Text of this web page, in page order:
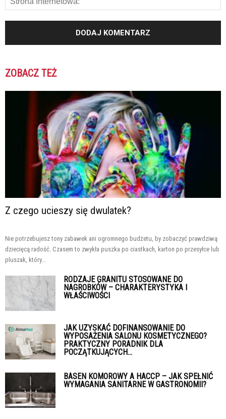
ZOBACZ TEŻ
Z czego ucieszy się dwulatek?
Nie potrzebujesz tony zabawek ani ogromnego budżetu, by zobaczyć prawdziwą
dziecięcą radość. Czasem to zwykła puszka po ciastkach, karton po przesyłce lub
pluszak, który...
RODZAJE GRANITU STOSOWANE DO
NAGROBKÓW – CHARAKTERYSTYKA I
WŁAŚCIWOŚCI
JAK UZYSKAĆ DOFINANSOWANIE DO
WYPOSAŻENIA SALONU KOSMETYCZNEGO?
PRAKTYCZNY PORADNIK DLA
POCZĄTKUJĄCYCH...
BASEN KOMOROWY A HACCP – JAK SPEŁNIĆ
WYMAGANIA SANITARNE W GASTRONOMII?